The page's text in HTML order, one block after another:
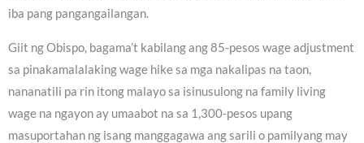
iba pang pangangailangan.
Giit ng Obispo, bagama’t kabilang ang 85-pesos wage adjustment
sa pinakamalalaking wage hike sa mga nakalipas na taon,
nananatili pa rin itong malayo sa isinusulong na family living
wage na ngayon ay umaabot na sa 1,300-pesos upang
masuportahan ng isang manggagawa ang sarili o pamilyang may